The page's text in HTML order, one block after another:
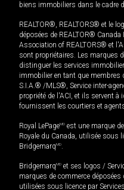
biens immobiliers dans le cadre
REALTOR®, REALTORS® et le
déposées de REALTOR®
Association of REALTORS® et
sont propriétaires. Les marques
distinguer les services
immobilier en tant que membres
S.I.A.® /MLS®, Service inter-
propriété de l'ACI, et ils servent
fournissent les courtiers et
Royal LePageMD est une marque
Royale du Canada, utilisée sous
BridgemarqMD.
BridgemarqMD et ses logos /
marques de commerce
utilisées sous licence par